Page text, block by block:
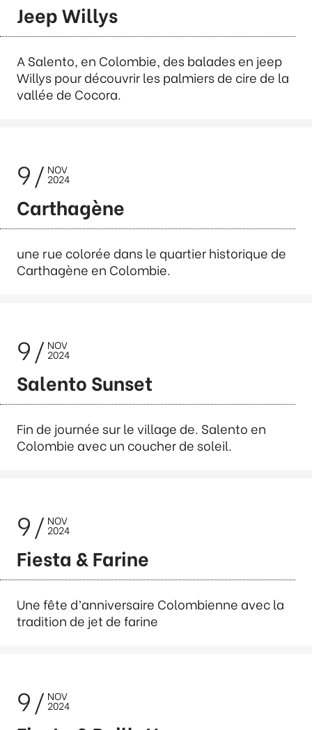
Jeep Willys
A Salento, en Colombie, des balades en jeep
Willys pour découvrir les palmiers de cire de la
vallée de Cocora.
9 NOV
2024
Carthagène
une rue colorée dans le quartier historique de
Carthagène en Colombie.
9 NOV
2024
Salento Sunset
Fin de journée sur le village de. Salento en
Colombie avec un coucher de soleil.
9 NOV
2024
Fiesta & Farine
Une fête d’anniversaire Colombienne avec la
tradition de jet de farine
9 NOV
2024